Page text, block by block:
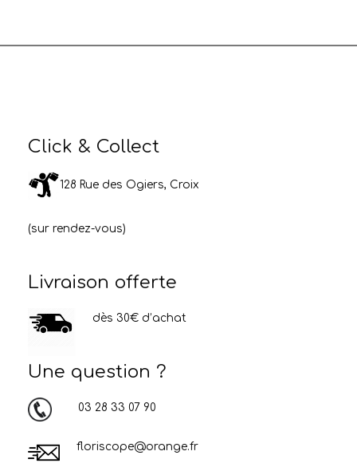
Click & Collect
128 Rue des Ogiers, Croix
(sur rendez-vous)
Livraison offerte
dès 30€ d’achat
Une question ?
03 28 33 07 90
floriscope@orange.fr